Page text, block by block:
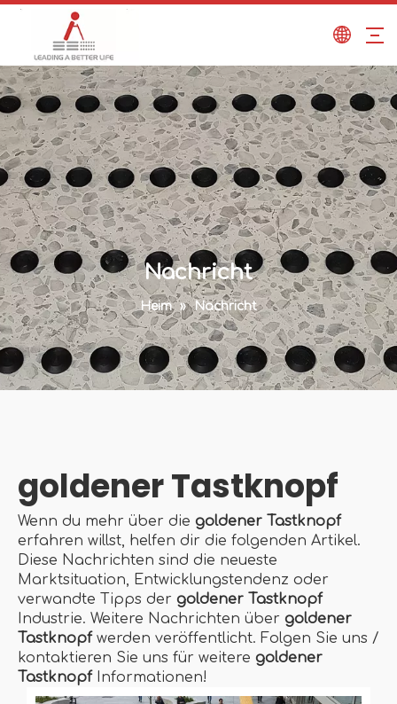
Nachricht
Heim » Nachricht
goldener Tastknopf
Wenn du mehr über die goldener Tastknopf
erfahren willst, helfen dir die folgenden Artikel.
Diese Nachrichten sind die neueste
Marktsituation, Entwicklungstendenz oder
verwandte Tipps der goldener Tastknopf
Industrie. Weitere Nachrichten über goldener
Tastknopfwerden veröffentlicht. Folgen Sie uns /
kontaktieren Sie uns für weitere goldener
TastknopfInformationen!